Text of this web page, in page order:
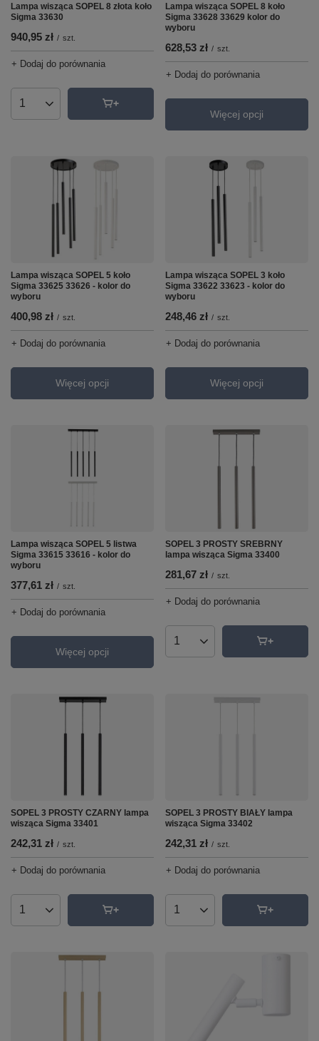
Lampa wisząca SOPEL 8 złota koło
Sigma 33630
940,95 zł / szt.
+ Dodaj do porównania
Ilość produktów
Lampa wisząca SOPEL 8 koło
Sigma 33628 33629 kolor do
wyboru
628,53 zł / szt.
+ Dodaj do porównania
Więcej opcji
Lampa wisząca SOPEL 5 koło
Sigma 33625 33626 - kolor do
wyboru
400,98 zł / szt.
+ Dodaj do porównania
Więcej opcji
Lampa wisząca SOPEL 3 koło
Sigma 33622 33623 - kolor do
wyboru
248,46 zł / szt.
+ Dodaj do porównania
Więcej opcji
Lampa wisząca SOPEL 5 listwa
Sigma 33615 33616 - kolor do
wyboru
377,61 zł / szt.
+ Dodaj do porównania
Więcej opcji
SOPEL 3 PROSTY SREBRNY
lampa wisząca Sigma 33400
281,67 zł / szt.
+ Dodaj do porównania
Ilość produktów
SOPEL 3 PROSTY CZARNY lampa
wisząca Sigma 33401
242,31 zł / szt.
+ Dodaj do porównania
Ilość produktów
SOPEL 3 PROSTY BIAŁY lampa
wisząca Sigma 33402
242,31 zł / szt.
+ Dodaj do porównania
Ilość produktów